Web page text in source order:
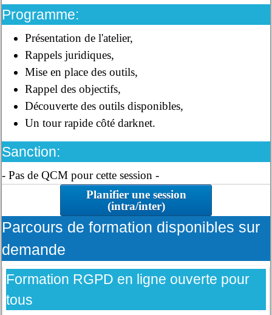
Programme:
Présentation de l'atelier,
Rappels juridiques,
Mise en place des outils,
Rappel des objectifs,
Découverte des outils disponibles,
Un tour rapide côté darknet.
Sanction:
- Pas de QCM pour cette session -
Planifier une session
(intra/inter)
Parcours de formation disponibles sur
demande
Formation RGPD en ligne ouverte pour
tous